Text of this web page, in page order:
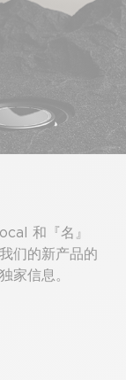
和『名』
们的新产品的
家信息。